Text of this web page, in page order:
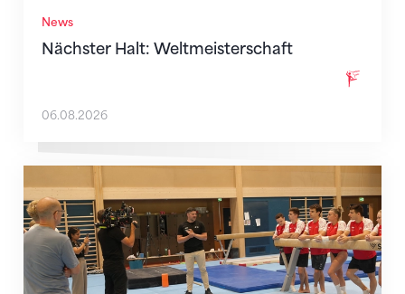
News
Nächster Halt: Weltmeisterschaft
06.08.2026
Mit klaren Zielen nach Zagreb